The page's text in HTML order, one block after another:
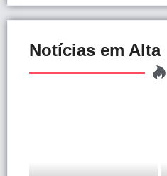
Notícias em Alta